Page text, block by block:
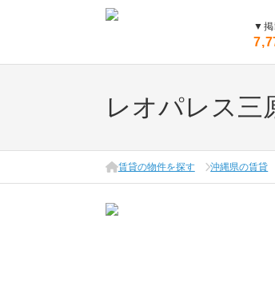
▼
レオパレス三
賃貸の物件を探す 沖縄県の賃貸